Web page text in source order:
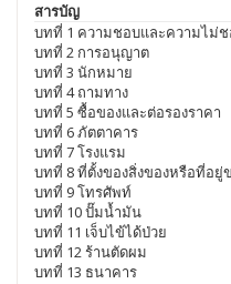
สารบัญ
บทที่ 1 ความชอบและความไม่
บทที่ 2 การอนุญาต
บทที่ 3 นักหมาย
บทที่ 4 ถามทาง
บทที่ 5 ซื้อของและต่อรองราคา
บทที่ 6 ภัตตาคาร
บทที่ 7 โรงแรม
บทที่ 8 ที่ตั้งของสิ่งของหรือที่อยู่
บทที่ 9 โทรศัพท์
บทที่ 10 ปั๊มน้ำมัน
บทที่ 11 เจ็บไข้ได้ป่วย
บทที่ 12 ร้านตัดผม
บทที่ 13 ธนาคาร